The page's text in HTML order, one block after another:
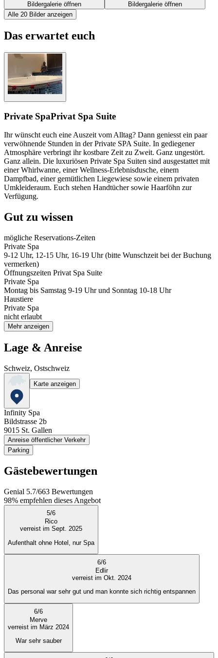
Bildergalerie öffnen
Bildergalerie öffnen
Alle 20 Bilder anzeigen
Das erwartet euch
Private SpaPrivat Spa Suite
Ihr wünscht euch eine Auszeit vom Alltag? Dann geniesst ein paar
verwöhnende Stunden in der Private SPA Suite. In gediegener
Atmosphäre verbringt ihr kostbare Zeit zu Zweit. Ganz ungestört.
Ganz allein. Die luxuriösen Private Spa Suiten sind ausgestattet mit
einer Whirlwanne, einer Wellness-Erlebnisdusche, einem
Dampfbad, einer gemütlichen Liegewiese sowie einem privaten
Umkleideraum. Euch stehen Handtücher sowie Haarföhn zur
Verfügung.
Gut zu wissen
mögliche Reservations-Zeiten
Private Spa
9-12 Uhr, 12-15 Uhr, 16-19 Uhr (bitte Wunschzeit bei der Buchung
vermerken)
Öffnungszeiten Privat Spa Suite
Private Spa
Montag bis Samstag 9-19 Uhr und Sonntag 10-18 Uhr
Haustiere
Private Spa
nicht erlaubt
Mehr anzeigen
Lage & Anreise
Schweiz, Ostschweiz
Karte anzeigen
Infinity Spa
Bildstrasse 2b
9015 St. Gallen
Anreise öffentlicher Verkehr
Parking
Gästebewertungen
Genial 5.7/663 Bewertungen
98% empfehlen dieses Angebot
5/6
Rico
verreist im Sept. 2025
Aufenthalt ohne Hotel, nur Spa
6/6
Edlir
verreist im Okt. 2024
Das personal war sehr gut und man konnte sich richtig entspannen
6/6
Merve
verreist im März 2024
War sehr sauber